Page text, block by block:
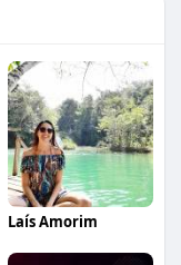
Laís Amorim